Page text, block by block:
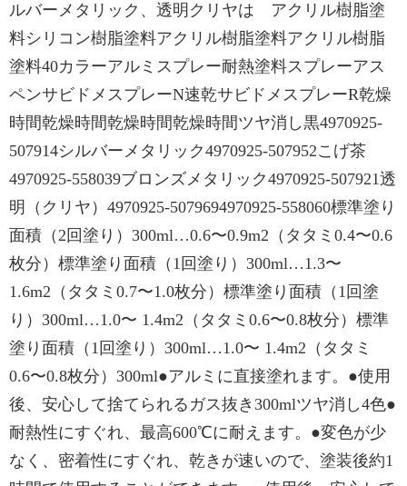
ルバーメタリック、透明クリヤは アクリル樹脂塗
料シリコン樹脂塗料アクリル樹脂塗料アクリル樹脂
塗料40カラーアルミスプレー耐熱塗料スプレーアス
ペンサビドメスプレーN速乾サビドメスプレーR乾燥
時間乾燥時間乾燥時間乾燥時間ツヤ消し黒4970925-
507914シルバーメタリック4970925-507952こげ茶
4970925-558039ブロンズメタリック4970925-507921透
明（クリヤ）4970925-5079694970925-558060標準塗り
面積（2回塗り）300ml…0.6〜0.9m2（タタミ0.4〜0.6
枚分）標準塗り面積（1回塗り）300ml…1.3〜
1.6m2（タタミ0.7〜1.0枚分）標準塗り面積（1回塗
り）300ml…1.0〜 1.4m2（タタミ0.6〜0.8枚分）標準
塗り面積（1回塗り）300ml…1.0〜 1.4m2（タタミ
0.6〜0.8枚分）300ml●アルミに直接塗れます。●使用
後、安心して捨てられるガス抜き300mlツヤ消し4色●
耐熱性にすぐれ、最高600℃に耐えます。●変色が少
なく、密着性にすぐれ、乾きが速いので、塗装後約1